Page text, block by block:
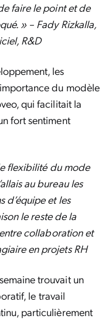
faire le point et de
» – Fady Rizkalla,
R&D
les
du modèle
qui facilitait la
fort sentiment
flexibilité du mode
au bureau les
d’équipe et les
le reste de la
collaboration et
en projets RH
trouvait un
le travail
particulièrement